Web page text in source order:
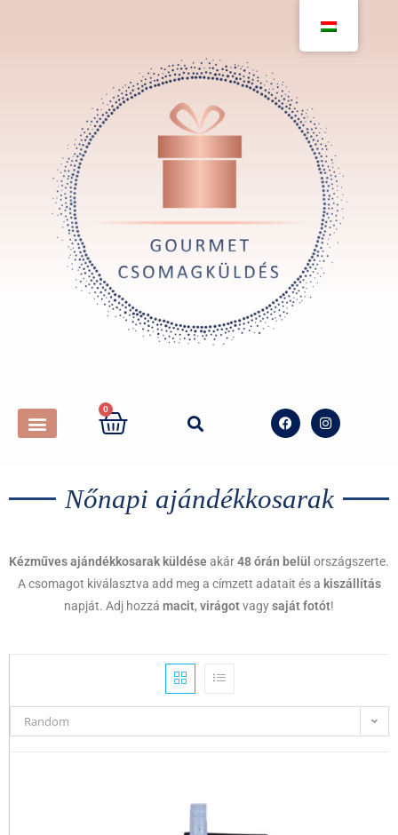
0
Nőnapi ajándékkosarak
Kézműves ajándékkosarak küldése akár48 órán belül országszerte.
A csomagot kiválasztva add meg a címzett adatait és a kiszállítás
napját. Adj hozzá macit, virágotvagysaját fotót!
Random